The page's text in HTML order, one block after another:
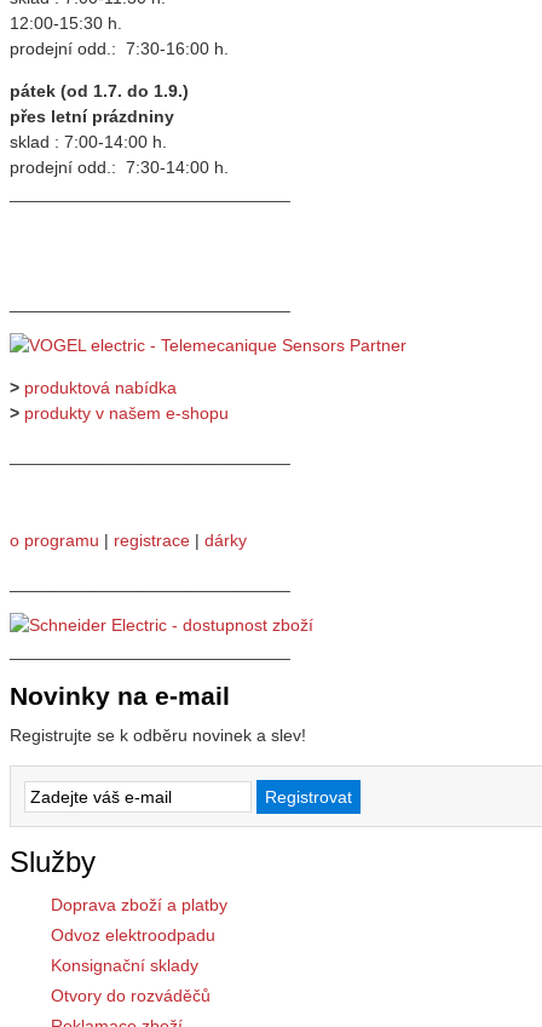
12:00-15:30 h.
prodejní odd.: 7:30-16:00 h.
pátek (od 1.7. do 1.9.)
přes letní prázdniny
sklad : 7:00-14:00 h.
prodejní odd.: 7:30-14:00 h.
> produktová nabídka
> produkty v našem e-shopu
o programu | registrace | dárky
Novinky na e-mail
Registrujte se k odběru novinek a slev!
Služby
Doprava zboží a platby
Odvoz elektroodpadu
Konsignační sklady
Otvory do rozváděčů